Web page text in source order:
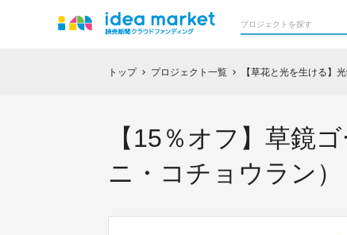
トップ chevron_right プロジェクト一覧 chevron_right 【草花と光を生ける】
【15％オフ】草鏡
ニ・コチョウラン）